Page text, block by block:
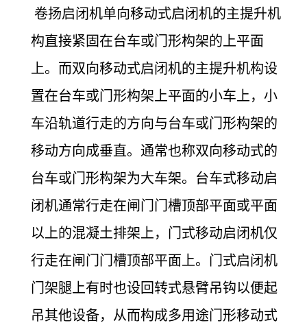
卷扬启闭机单向移动式启闭机的主提升机
构直接紧固在台车或门形构架的上平面
上。而双向移动式启闭机的主提升机构设
置在台车或门形构架上平面的小车上，小
车沿轨道行走的方向与台车或门形构架的
移动方向成垂直。通常也称双向移动式的
台车或门形构架为大车架。台车式移动启
闭机通常行走在闸门门槽顶部平面或平面
以上的混凝土排架上，门式移动启闭机仅
行走在闸门门槽顶部平面上。门式启闭机
门架腿上有时也设回转式悬臂吊钩以便起
吊其他设备，从而构成多用途门形移动式